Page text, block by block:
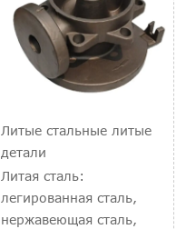
Литые стальные литые
детали
Литая сталь:
легированная сталь,
нержавеющая сталь,